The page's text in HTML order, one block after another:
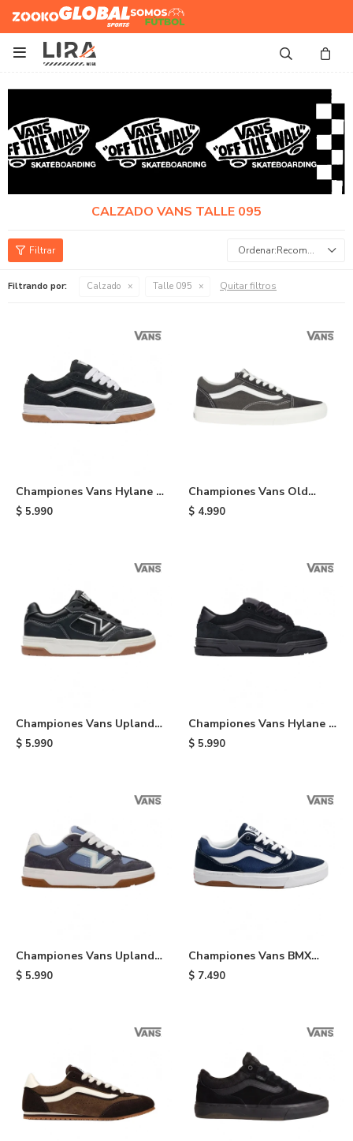
Zooko Global Sports
Somos
Futbol

CALZADO VANS TALLE 095
Recomendados
Filtrando por: Calzado Talle 095 Quitar filtros
Championes Vans Hylane -
Black
$ 5.990
Championes Vans Old
School - Black
$ 4.990
Championes Vans Upland -
Black
$ 5.990
Championes Vans Hylane -
Black
$ 5.990
Championes Vans Upland -
White
$ 5.990
Championes Vans BMX
Proof Wafflecup - Black
$ 7.490